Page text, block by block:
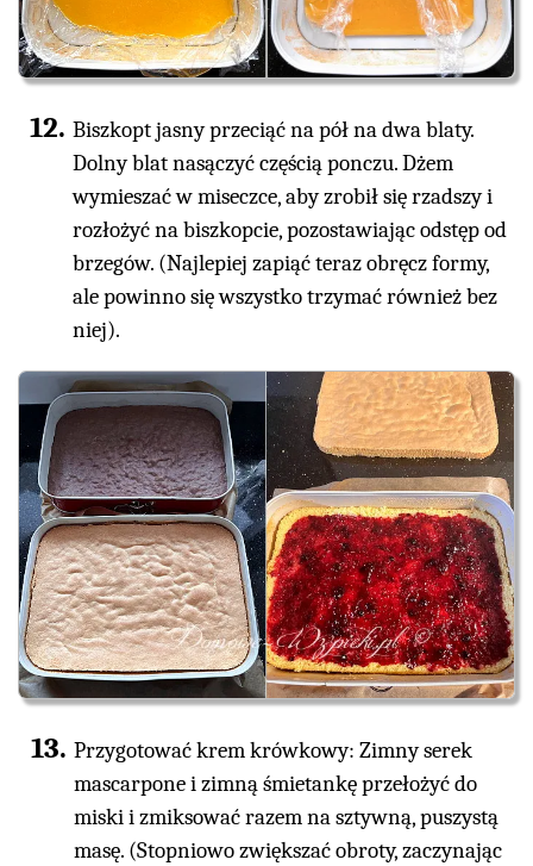
Biszkopt jasny przeciąć na pół na dwa blaty.
Dolny blat nasączyć częścią ponczu. Dżem
wymieszać w miseczce, aby zrobił się rzadszy i
rozłożyć na biszkopcie, pozostawiając odstęp od
brzegów. (Najlepiej zapiąć teraz obręcz formy,
ale powinno się wszystko trzymać również bez
niej).
Przygotować krem krówkowy: Zimny serek
mascarpone i zimną śmietankę przełożyć do
miski i zmiksować razem na sztywną, puszystą
masę. (Stopniowo zwiększać obroty, zaczynając